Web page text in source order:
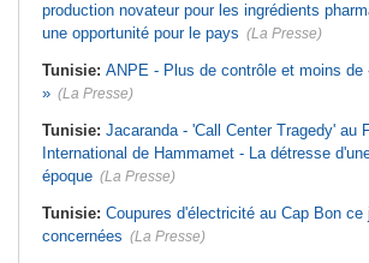
production novateur pour les ingrédients
une opportunité pour le pays (La Presse)
Tunisie: ANPE - Plus de contrôle et moins de
» (La Presse)
Tunisie: Jacaranda - 'Call Center Tragedy' au
International de Hammamet - La détresse
époque (La Presse)
Tunisie: Coupures d'électricité au Cap Bon ce
concernées (La Presse)